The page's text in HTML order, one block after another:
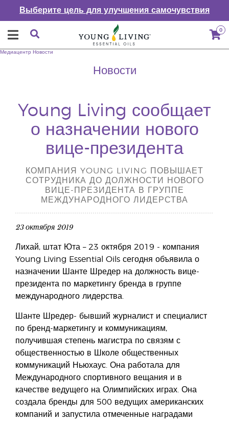
Выберите цель для улучшения самочувствия
0
Новости
Медиацентр Новости
Young Living сообщает
о назначении нового
вице-президента
КОМПАНИЯ YOUNG LIVING ПОВЫШАЕТ
СОТРУДНИКА ДО ДОЛЖНОСТИ НОВОГО
ВИЦЕ-ПРЕЗИДЕНТА В ГРУППЕ
МЕЖДУНАРОДНОГО ЛИДЕРСТВА
23 октября 2019
Лихай, штат Юта – 23 октября 2019 - компания
Young Living Essential Oils сегодня объявила о
назначении Шанте Шредер на должность вице-
президента по маркетингу бренда в группе
международного лидерства.
Шанте Шредер- бывший журналист и специалист
по бренд-маркетингу и коммуникациям,
получившая степень магистра по связям с
общественностью в Школе общественных
коммуникаций Ньюхаус. Она работала для
Международного спортивного вещания и в
качестве ведущего на Олимпийских играх. Она
создала бренды для 500 ведущих американских
компаний и запустила отмеченные наградами